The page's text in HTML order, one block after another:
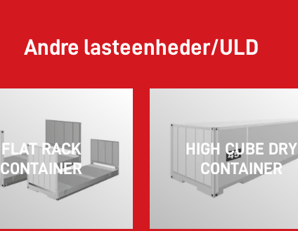
Andre lasteenheder/ULD
FLAT RACK
CONTAINER
HIGH CUBE DRY
CONTAINER